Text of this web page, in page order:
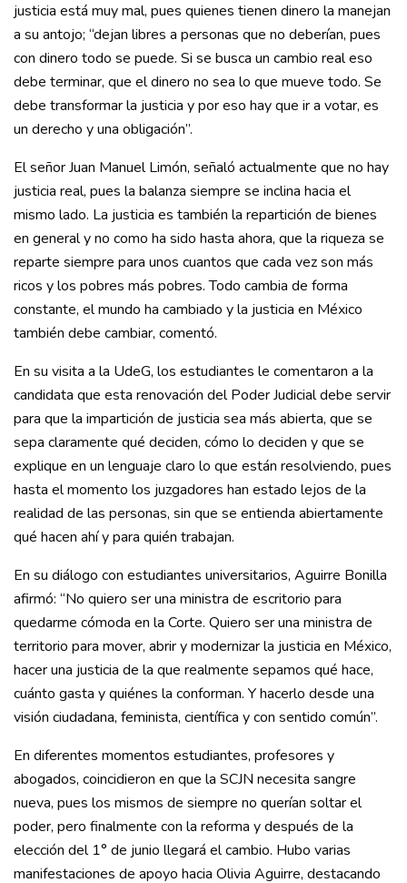
justicia está muy mal, pues quienes tienen dinero la manejan
a su antojo; “dejan libres a personas que no deberían, pues
con dinero todo se puede. Si se busca un cambio real eso
debe terminar, que el dinero no sea lo que mueve todo. Se
debe transformar la justicia y por eso hay que ir a votar, es
un derecho y una obligación”.
El señor Juan Manuel Limón, señaló actualmente que no hay
justicia real, pues la balanza siempre se inclina hacia el
mismo lado. La justicia es también la repartición de bienes
en general y no como ha sido hasta ahora, que la riqueza se
reparte siempre para unos cuantos que cada vez son más
ricos y los pobres más pobres. Todo cambia de forma
constante, el mundo ha cambiado y la justicia en México
también debe cambiar, comentó.
En su visita a la UdeG, los estudiantes le comentaron a la
candidata que esta renovación del Poder Judicial debe servir
para que la impartición de justicia sea más abierta, que se
sepa claramente qué deciden, cómo lo deciden y que se
explique en un lenguaje claro lo que están resolviendo, pues
hasta el momento los juzgadores han estado lejos de la
realidad de las personas, sin que se entienda abiertamente
qué hacen ahí y para quién trabajan.
En su diálogo con estudiantes universitarios, Aguirre Bonilla
afirmó: “No quiero ser una ministra de escritorio para
quedarme cómoda en la Corte. Quiero ser una ministra de
territorio para mover, abrir y modernizar la justicia en México,
hacer una justicia de la que realmente sepamos qué hace,
cuánto gasta y quiénes la conforman. Y hacerlo desde una
visión ciudadana, feminista, científica y con sentido común”.
En diferentes momentos estudiantes, profesores y
abogados, coincidieron en que la SCJN necesita sangre
nueva, pues los mismos de siempre no querían soltar el
poder, pero finalmente con la reforma y después de la
elección del 1° de junio llegará el cambio. Hubo varias
manifestaciones de apoyo hacia Olivia Aguirre, destacando